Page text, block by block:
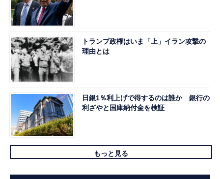
トランプ政権はいま「上」イラン攻撃の
理由とは
日銀1％利上げで得するのは誰か 銀行の
利ざやと国庫納付金を検証
もっと見る